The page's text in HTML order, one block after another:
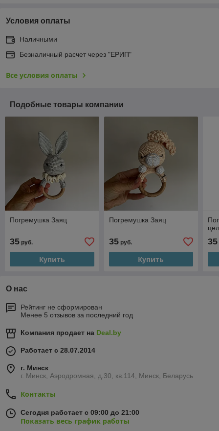
Условия оплаты
Наличными
Безналичный расчет через "ЕРИП"
Все условия оплаты
Подобные товары компании
Погремушка Заяц
35 руб.
Купить
Погремушка Заяц
35руб.
Купить
35
О нас
Рейтинг не сформирован
Менее 5 отзывов за последний год
Компания продает на Deal.by
Работает с 28.07.2014
г. Минск
г. Минск, Аэродромная, д.30, кв.114, Минск, Беларусь
Контакты
Сегодня работает с 09:00 до 21:00
Показать весь график работы